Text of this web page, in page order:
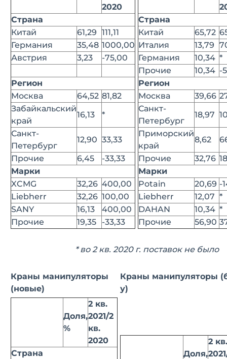
2020
Страна
Китай
61,29 111,11
Германия
35,48 1000,00
Австрия
3,23 -75,00
Регион
Москва
64,52 81,82
Забайкальский
край
16,13
*
Санкт-
Петербург
12,90 33,33
Прочие
6,45
-33,33
Марки
XCMG
32,26 400,00
Liebherr
32,26 100,00
SANY
16,13
400,00
Прочие
19,35 -33,33
Страна
Китай
65,72
Италия
13,79
Германия
10,34 *
Прочие
10,34 -
Регион
Москва
39,66
Санкт-
Петербург
18,97
Приморский
край
8,62
Прочие
32,76
Марки
Potain
20,69 -
Liebherr
12,07 *
DAHAN
10,34 *
Прочие
56,90
* во 2 кв. 2020 г. поставок не было
Краны манипуляторы
(новые)
Краны манипуляторы
у)
Доля,
%
2 кв.
2021/2
кв.
2020
Страна
Доля,
2 кв.